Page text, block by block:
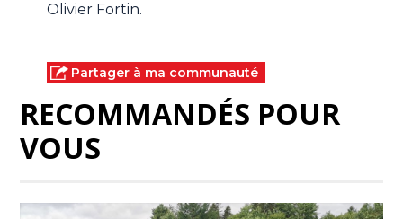
Olivier Fortin.
Partager à ma communauté
RECOMMANDÉS POUR
VOUS